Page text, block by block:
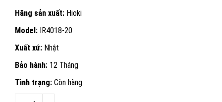
Hãng sản xuất: Hioki
Model: IR4018-20
Xuất xứ: Nhật
Bảo hành: 12 Tháng
Tình trạng: Còn hàng